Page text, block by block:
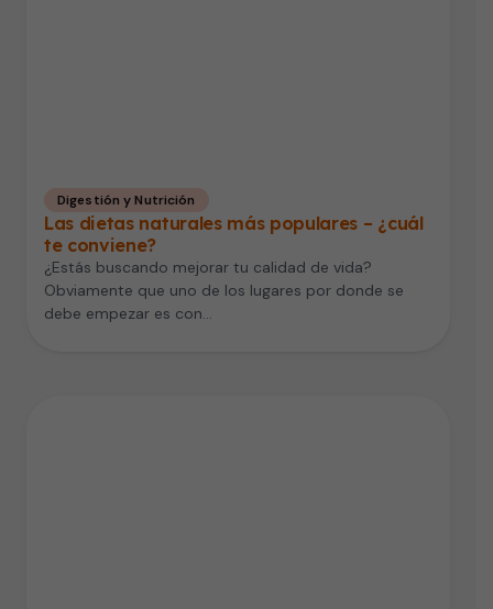
Digestión y Nutrición
Las dietas naturales más populares – ¿cuál
te conviene?
¿Estás buscando mejorar tu calidad de vida?
Obviamente que uno de los lugares por donde se
debe empezar es con…